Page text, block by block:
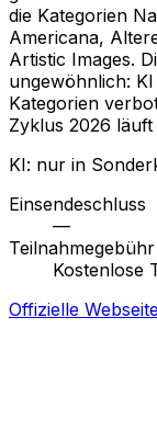
die Kategorien
Americana,
Artistic Images.
ungewöhnlich:
Kategorien
Zyklus 2026 läuft
KI: nur in
Einsendeschluss
—
Teilnahmegebühr
Kostenlose
Offizielle